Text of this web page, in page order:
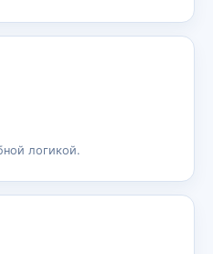
логикой.